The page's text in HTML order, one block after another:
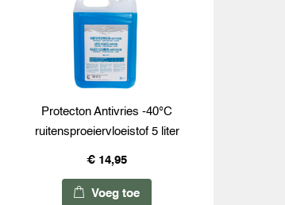
Protecton Antivries -40°C
ruitensproeiervloeistof 5 liter
€ 14,95
Voeg toe